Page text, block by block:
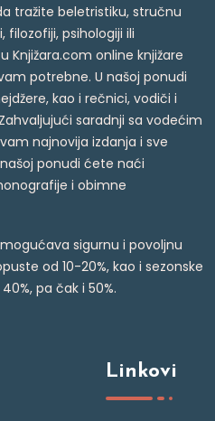
tražite beletristiku, stručnu
psihologiji ili
Knjižara.com online knjižare
potrebne. U našoj ponudi
kao i rečnici, vodiči i
saradnji sa vodećim
najnovija izdanja i sve
ponudi ćete naći
i obimne
sigurnu i povoljnu
od 10-20%, kao i sezonske
pa čak i 50%.
Linkovi